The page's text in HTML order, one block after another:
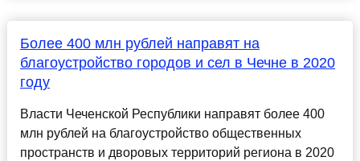
Более 400 млн рублей направят на
благоустройство городов и сел в Чечне в 2020
году
Власти Чеченской Республики направят более 400
млн рублей на благоустройство общественных
пространств и дворовых территорий региона в 2020